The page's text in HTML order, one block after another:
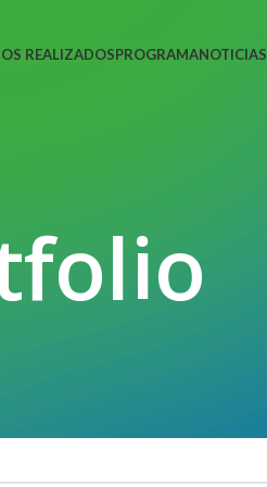
REALIZADOSPROGRAMANOTICIAS